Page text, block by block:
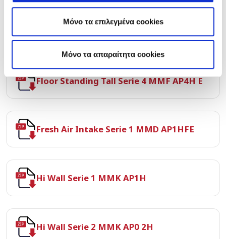
Μόνο τα επιλεγμένα cookies
Mόνο τα απαραίτητα cookies
Floor Standing Tall Serie 4 MMF AP4H E
Fresh Air Intake Serie 1 MMD AP1HFE
Hi Wall Serie 1 MMK AP1H
Hi Wall Serie 2 MMK AP0 2H